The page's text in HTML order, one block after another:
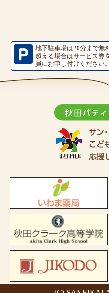
地下駐車場は20分まで無
超える場合はサービス券
員にお申し付けください。